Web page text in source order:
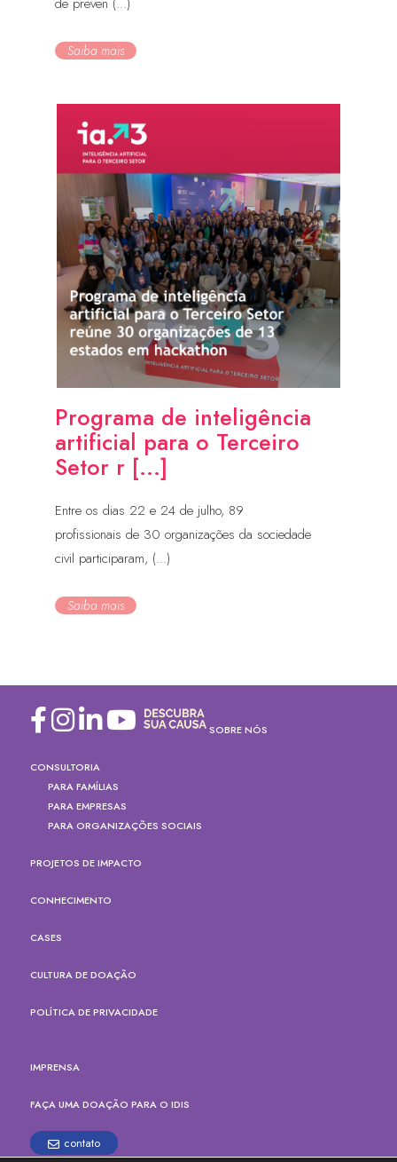
Saiba mais
Programa de inteligência
artificial para o Terceiro
Setor r [...]
Entre os dias 22 e 24 de julho, 89
profissionais de 30 organizações da sociedade
civil participaram, (...)
Saiba mais
SOBRE NÓS
CONSULTORIA
PARA FAMÍLIAS
PARA EMPRESAS
PARA ORGANIZAÇÕES SOCIAIS
PROJETOS DE IMPACTO
CONHECIMENTO
CASES
CULTURA DE DOAÇÃO
POLÍTICA DE PRIVACIDADE
IMPRENSA
FAÇA UMA DOAÇÃO PARA O IDIS
contato